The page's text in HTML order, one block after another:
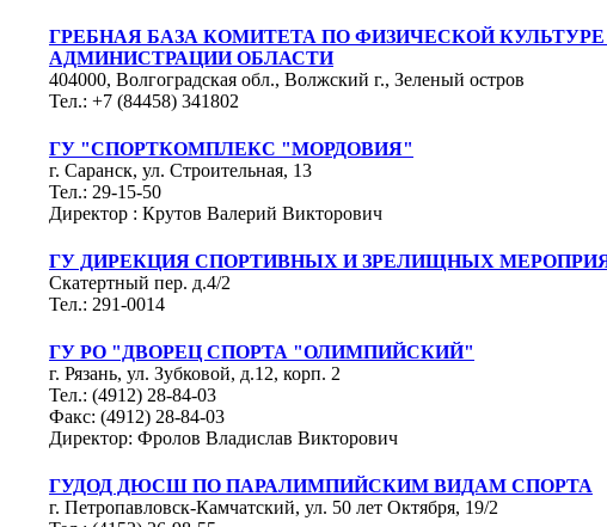
ГРЕБНАЯ БАЗА КОМИТЕТА ПО ФИЗИЧЕСКОЙ
АДМИНИСТРАЦИИ ОБЛАСТИ
404000, Волгоградская обл., Волжский г., Зеленый остров
Тел.: +7 (84458) 341802
ГУ "СПОРТКОМПЛЕКС "МОРДОВИЯ"
г. Саранск, ул. Строительная, 13
Тел.: 29-15-50
Директор : Крутов Валерий Викторович
ГУ ДИРЕКЦИЯ СПОРТИВНЫХ И ЗРЕЛИЩНЫХ
Скатертный пер. д.4/2
Тел.: 291-0014
ГУ РО "ДВОРЕЦ СПОРТА "ОЛИМПИЙСКИЙ"
г. Рязань, ул. Зубковой, д.12, корп. 2
Тел.: (4912) 28-84-03
Факс: (4912) 28-84-03
Директор: Фролов Владислав Викторович
ГУДОД ДЮСШ ПО ПАРАЛИМПИЙСКИМ ВИДАМ СПОРТА
г. Петропавловск-Камчатский, ул. 50 лет Октября, 19/2